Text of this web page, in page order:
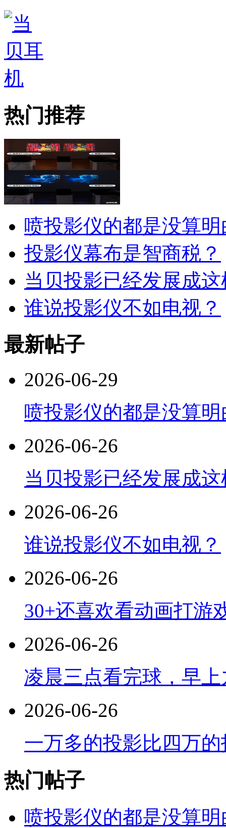
热门推荐
喷投影仪的都是没算
投影仪幕布是智商税？
当贝投影已经发展成
谁说投影仪不如电视？
最新帖子
2026-06-29
喷投影仪的都是没算
2026-06-26
当贝投影已经发展成
2026-06-26
谁说投影仪不如电视？
2026-06-26
30+还喜欢看动画打游
2026-06-26
凌晨三点看完球，早
2026-06-26
一万多的投影比四万
热门帖子
喷投影仪的都是没算